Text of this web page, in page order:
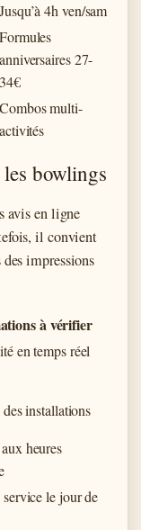
Jusqu’à 4h ven/sam
Formules
anniversaires 27-
34€
Combos multi-
activités
bowlings
avis en ligne
il convient
impressions
à vérifier
en temps réel
installations
heures
le jour de